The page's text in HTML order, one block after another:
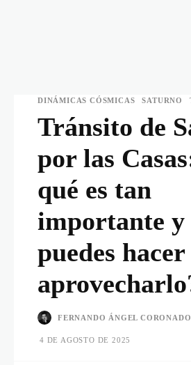
DINÁMICAS CÓSMICAS SATURNO
Tránsito de
por las
qué es tan
importante y
puedes
FERNANDO ÁNGEL CORONADO
4 DE AGOSTO DE 2025